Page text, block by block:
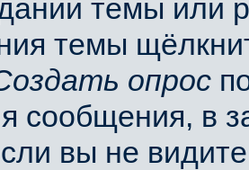
темы или
темы
опрос
сообщения, в
вы не